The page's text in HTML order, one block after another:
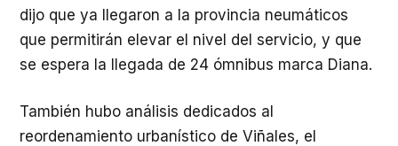
dijo que ya llegaron a la provincia neumáticos
que permitirán elevar el nivel del servicio, y que
se espera la llegada de 24 ómnibus marca Diana.
También hubo análisis dedicados al
reordenamiento urbanístico de Viñales, el